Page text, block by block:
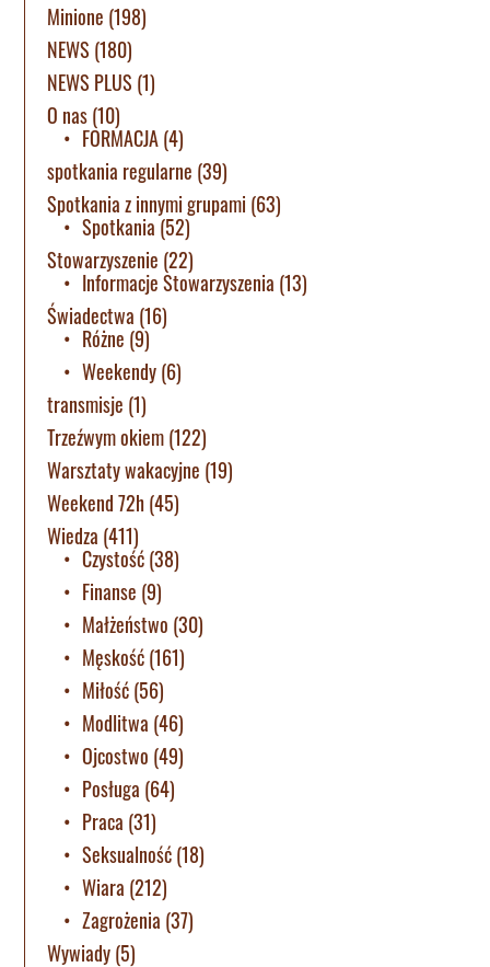
Minione (198)
NEWS (180)
NEWS PLUS (1)
O nas(10)
FORMACJA(4)
spotkania regularne (39)
Spotkania z innymi grupami (63)
Spotkania (52)
Stowarzyszenie (22)
Informacje Stowarzyszenia (13)
Świadectwa (16)
Różne (9)
Weekendy(6)
transmisje (1)
Trzeźwym okiem(122)
Warsztaty wakacyjne (19)
Weekend 72h(45)
Wiedza (411)
Czystość(38)
Finanse (9)
Małżeństwo (30)
Męskość(161)
Miłość(56)
Modlitwa (46)
Ojcostwo (49)
Posługa (64)
Praca (31)
Seksualność(18)
Wiara (212)
Zagrożenia (37)
Wywiady(5)